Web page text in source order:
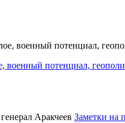
военный потенциал,
Заметки на